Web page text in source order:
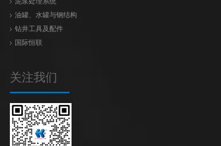
油罐、水罐与钢结构
钻井工具及配件
国际恒联
关注我们